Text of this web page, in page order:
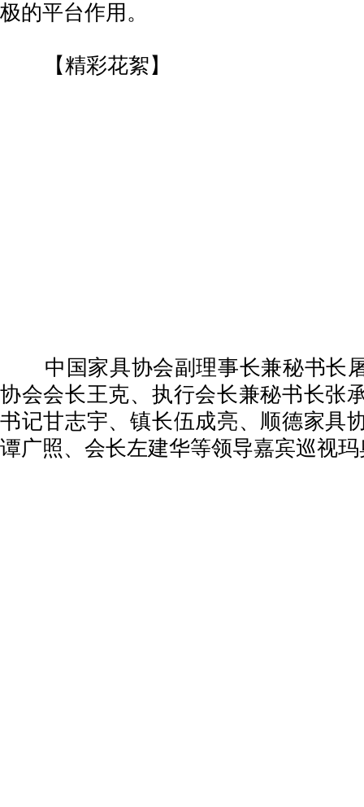
极的平台作用。
【精彩花絮】
中国家具协会副理事长兼秘书长
协会会长王克、执行会长兼秘书长张
书记甘志宇、镇长伍成亮、顺德家具
谭广照、会长左建华等领导嘉宾巡视